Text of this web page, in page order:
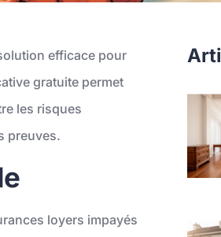
efficace pour
gratuite permet
les risques
preuves.
loyers impayés